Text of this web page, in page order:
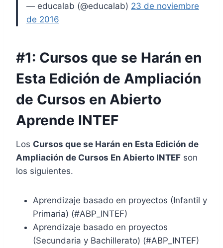
— educalab (@educalab) 23 de noviembre
de 2016
#1: Cursos que se Harán en
Esta Edición de Ampliación
de Cursos en Abierto
Aprende INTEF
Los Cursos que se Harán en Esta Edición de
Ampliación de Cursos En Abierto INTEF son
los siguientes.
Aprendizaje basado en proyectos (Infantil y
Primaria) (#ABP_INTEF)
Aprendizaje basado en proyectos
(Secundaria y Bachillerato) (#ABP_INTEF)